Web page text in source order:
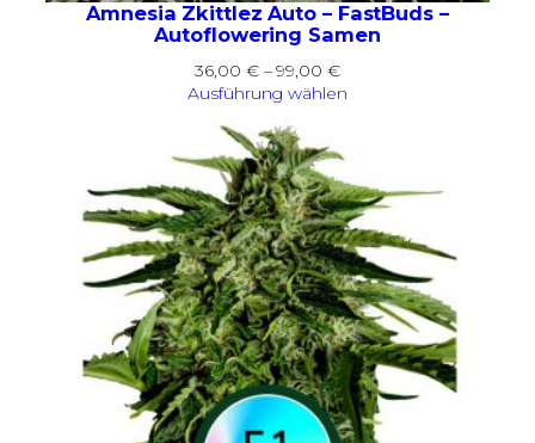
Amnesia Zkittlez Auto – FastBuds –
Autoflowering Samen
36,00 € –99,00 €Preisspanne:
36,00 €
Ausführung wählen